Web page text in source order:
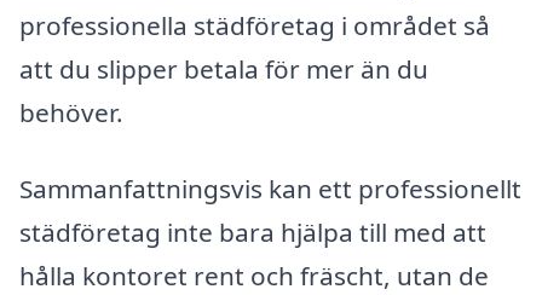
professionella städföretag i området så
att du slipper betala för mer än du
behöver.
Sammanfattningsvis kan ett professionellt
städföretag inte bara hjälpa till med att
hålla kontoret rent och fräscht, utan de